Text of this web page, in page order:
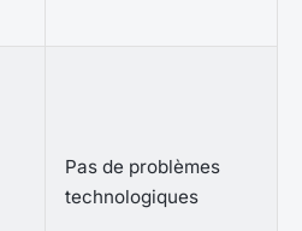
Pas de problèmes
technologiques